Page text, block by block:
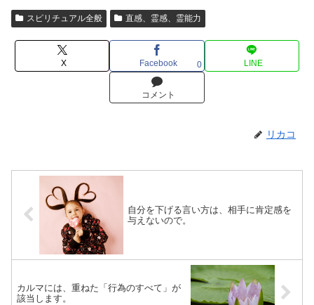
スピリチュアル全般 直感、霊感、霊能力
X Facebook 0 LINE
コメント
リカコ
自分を下げる言い方は、相手に肯定感を
与えないので。
カルマには、重ねた「行為のすべて」が
該当します。